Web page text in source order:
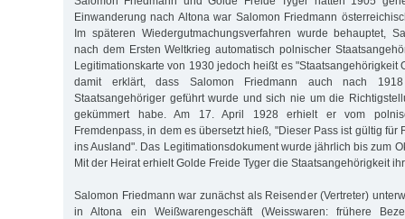
Einwanderung nach Altona war Salomon Friedmann
Im späteren Wiedergutmachungsverfahren wurde behauptet,
nach dem Ersten Weltkrieg automatisch polnischer
Legitimationskarte von 1930 jedoch heißt es "Staatsangehörigkeit
damit erklärt, dass Salomon Friedmann auch nach 1918
Staatsangehöriger geführt wurde und sich nie um die
gekümmert habe. Am 17. April 1928 erhielt er vom
Fremdenpass, in dem es übersetzt hieß, "Dieser Pass ist gültig für
ins Ausland". Das Legitimationsdokument wurde jährlich bis zum
Mit der Heirat erhielt Golde Freide Tyger die Staatsangehörigkeit
Salomon Friedmann war zunächst als Reisender (Vertreter)
in Altona ein Weißwarengeschäft (Weisswaren: frühere